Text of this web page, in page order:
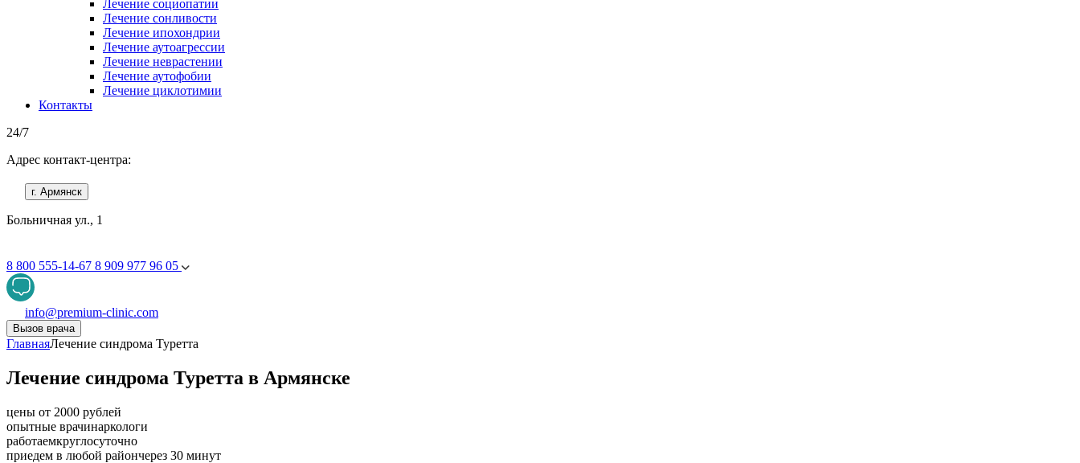
Лечение социопатии
Лечение сонливости
Лечение ипохондрии
Лечение аутоагрессии
Лечение неврастении
Лечение аутофобии
Лечение циклотимии
Контакты
24/7
Адрес контакт-центра:
г. Армянск
Больничная ул., 1
8 800 555-14-67 8 909 977 96 05
info@premium-clinic.com
Вызов врача
ГлавнаяЛечение синдрома Туретта
Лечение синдрома Туретта в Армянске
цены от 2000 рублей
опытные врачинаркологи
работаемкруглосуточно
приедем в любой райончерез 30 минут